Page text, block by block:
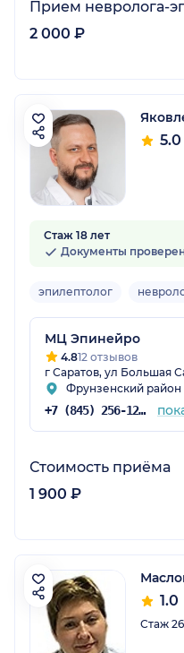
Прием невролога-
2 000 ₽
5.0
Стаж 18 лет
Документы
эпилептолог
МЦ Эпинейро
4.812 отзывов
г Саратов, ул Большая
Фрунзенский район
+7 (845) 256-12-33
Стоимость приёма
1 900 ₽
1.0
Стаж